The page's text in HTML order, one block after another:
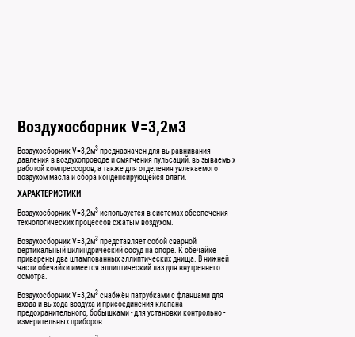
Воздухосборник V=3,2м3
Воздухосборник V=3,2м3 предназначен для выравнивания
давления в воздухопроводе и смягчения пульсаций, вызываемых
работой компрессоров, а также для отделения увлекаемого
воздухом масла и сбора конденсирующейся влаги.
ХАРАКТЕРИСТИКИ
Воздухосборник V=3,2м3 используется в системах обеспечения
технологических процессов сжатым воздухом.
Воздухосборник V=3,2м3 представляет собой сварной
вертикальный цилиндрический сосуд на опоре. К обечайке
приварены два штампованных эллиптических днища. В нижней
части обечайки имеется эллиптический лаз для внутреннего
осмотра.
Воздухосборник V=3,2м3 снабжён патрубками с фланцами для
входа и выхода воздуха и присоединения клапана
предохранительного, бобышками - для установки контрольно -
измерительных приборов.